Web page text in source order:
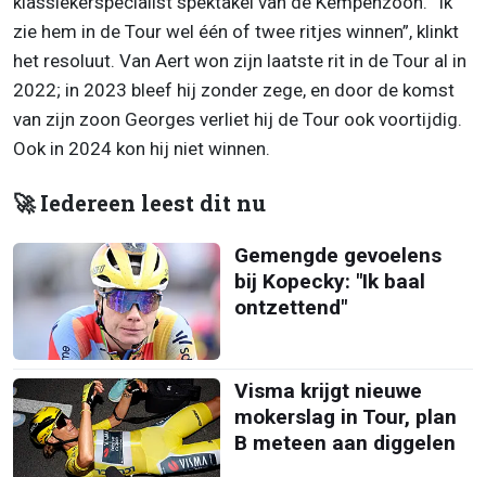
zie hem in de Tour wel één of twee ritjes winnen”, klinkt
het resoluut. Van Aert won zijn laatste rit in de Tour al in
2022; in 2023 bleef hij zonder zege, en door de komst
van zijn zoon Georges verliet hij de Tour ook voortijdig.
Ook in 2024 kon hij niet winnen.
🚀 Iedereen leest dit nu
Gemengde gevoelens
bij Kopecky: "Ik baal
ontzettend"
Visma krijgt nieuwe
mokerslag in Tour, plan
B meteen aan diggelen